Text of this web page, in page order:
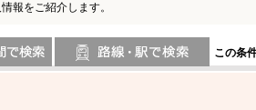
報をご紹介します。
この条